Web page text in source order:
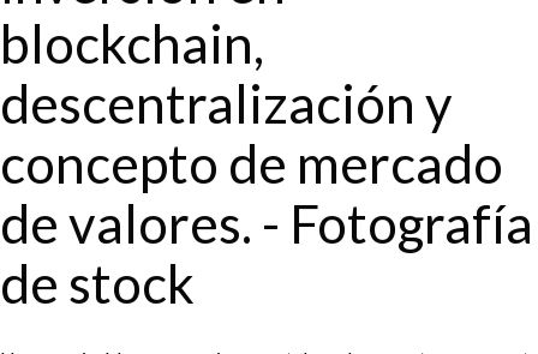
blockchain,
descentralización y
concepto de mercado
de valores. - Fotografía
de stock